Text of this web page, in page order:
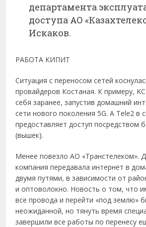
департамента
доступа АО
Искаков.
РАБОТА КИПИТ
Ситуация с переносом сетей
провайдеров Костаная. К примеру,
себя заранее, запустив домашний
сети нового поколения 5G. А Tele2 в
предоставляет доступ посредством
(вышек).
Менее повезло АО «Транстелеком».
компания передавала интернет в
двумя путями, в зависимости от
и оптоволокно. Новость о том, что
все провода и перейти «под землю»
неожиданной, но тянуть время
завершили все работы по перенесу